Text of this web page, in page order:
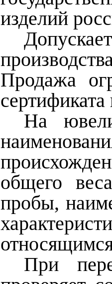
изделий
Продажа
На
общего
пробы,
При